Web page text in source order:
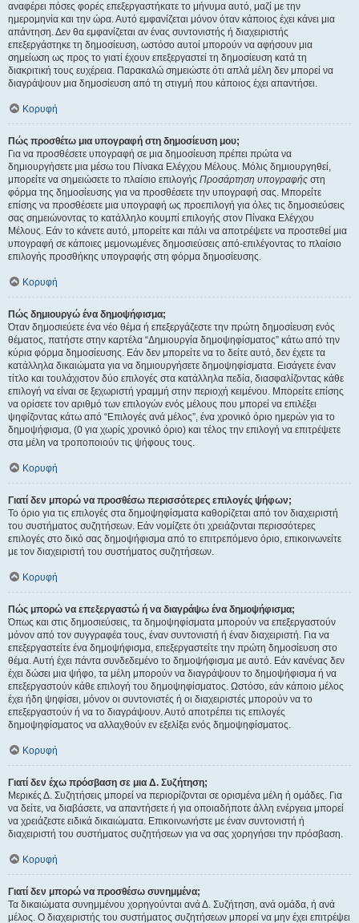
αναφέρει πόσες φορές επεξεργαστήκατε το μήνυμα αυτό, μαζί με την
ημερομηνία και την ώρα. Αυτό εμφανίζεται μόνον όταν κάποιος έχει κάνει μια
απάντηση. Δεν θα εμφανίζεται αν ένας συντονιστής ή διαχειριστής
επεξεργάστηκε τη δημοσίευση, ωστόσο αυτοί μπορούν να αφήσουν μια
σημείωση ως προς το γιατί έχουν επεξεργαστεί τη δημοσίευση κατά τη
διακριτική τους ευχέρεια. Παρακαλώ σημειώστε ότι απλά μέλη δεν μπορεί να
διαγράψουν μια δημοσίευση από τη στιγμή που κάποιος έχει απαντήσει.
Κορυφή
Πώς προσθέτω μια υπογραφή στη δημοσίευση μου;
Για να προσθέσετε υπογραφή σε μια δημοσίευση πρέπει πρώτα να
δημιουργήσετε μια μέσω του Πίνακα Ελέγχου Μέλους. Μόλις δημιουργηθεί,
μπορείτε να σημειώσετε το πλαίσιο επιλογής Προσάρτηση υπογραφής στη
φόρμα της δημοσίευσης για να προσθέσετε την υπογραφή σας. Μπορείτε
επίσης να προσθέσετε μια υπογραφή ως προεπιλογή για όλες τις δημοσιεύσεις
σας σημειώνοντας το κατάλληλο κουμπί επιλογής στον Πίνακα Ελέγχου
Μέλους. Εάν το κάνετε αυτό, μπορείτε και πάλι να αποτρέψετε να προστεθεί μια
υπογραφή σε κάποιες μεμονωμένες δημοσιεύσεις από-επιλέγοντας το πλαίσιο
επιλογής προσθήκης υπογραφής στη φόρμα δημοσίευσης.
Κορυφή
Πώς δημιουργώ ένα δημοψήφισμα;
Όταν δημοσιεύετε ένα νέο θέμα ή επεξεργάζεστε την πρώτη δημοσίευση ενός
θέματος, πατήστε στην καρτέλα “Δημιουργία δημοψηφίσματος” κάτω από την
κύρια φόρμα δημοσίευσης. Εάν δεν μπορείτε να το δείτε αυτό, δεν έχετε τα
κατάλληλα δικαιώματα για να δημιουργήσετε δημοψηφίσματα. Εισάγετε έναν
τίτλο και τουλάχιστον δύο επιλογές στα κατάλληλα πεδία, διασφαλίζοντας κάθε
επιλογή να είναι σε ξεχωριστή γραμμή στην περιοχή κειμένου. Μπορείτε επίσης
να ορίσετε τον αριθμό των επιλογών ενός μέλους που μπορεί να επιλέξει
ψηφίζοντας κάτω από “Επιλογές ανά μέλος”, ένα χρονικό όριο ημερών για το
δημοψήφισμα, (0 για χωρίς χρονικό όριο) και τέλος την επιλογή να επιτρέψετε
στα μέλη να τροποποιούν τις ψήφους τους.
Κορυφή
Γιατί δεν μπορώ να προσθέσω περισσότερες επιλογές ψήφων;
Το όριο για τις επιλογές στα δημοψηφίσματα καθορίζεται από τον διαχειριστή
του συστήματος συζητήσεων. Εάν νομίζετε ότι χρειάζονται περισσότερες
επιλογές στο δικό σας δημοψήφισμα από το επιτρεπόμενο όριο, επικοινωνείτε
με τον διαχειριστή του συστήματος συζητήσεων.
Κορυφή
Πώς μπορώ να επεξεργαστώ ή να διαγράψω ένα δημοψήφισμα;
Όπως και στις δημοσιεύσεις, τα δημοψηφίσματα μπορούν να επεξεργαστούν
μόνον από τον συγγραφέα τους, έναν συντονιστή ή έναν διαχειριστή. Για να
επεξεργαστείτε ένα δημοψήφισμα, επεξεργαστείτε την πρώτη δημοσίευση στο
θέμα. Αυτή έχει πάντα συνδεδεμένο το δημοψήφισμα με αυτό. Εάν κανένας δεν
έχει δώσει μια ψήφο, τα μέλη μπορούν να διαγράψουν το δημοψήφισμα ή να
επεξεργαστούν κάθε επιλογή του δημοψηφίσματος. Ωστόσο, εάν κάποιο μέλος
έχει ήδη ψηφίσει, μόνον οι συντονιστές ή οι διαχειριστές μπορούν να το
επεξεργαστούν ή να το διαγράψουν. Αυτό αποτρέπει τις επιλογές
δημοψηφίσματος να αλλαχθούν εν εξελίξει ενός δημοψηφίσματος.
Κορυφή
Γιατί δεν έχω πρόσβαση σε μια Δ. Συζήτηση;
Μερικές Δ. Συζητήσεις μπορεί να περιορίζονται σε ορισμένα μέλη ή ομάδες. Για
να δείτε, να διαβάσετε, να απαντήσετε ή για οποιαδήποτε άλλη ενέργεια μπορεί
να χρειάζεστε ειδικά δικαιώματα. Επικοινωνήστε με έναν συντονιστή ή
διαχειριστή του συστήματος συζητήσεων για να σας χορηγήσει την πρόσβαση.
Κορυφή
Γιατί δεν μπορώ να προσθέσω συνημμένα;
Τα δικαιώματα συνημμένου χορηγούνται ανά Δ. Συζήτηση, ανά ομάδα, ή ανά
μέλος. Ο διαχειριστής του συστήματος συζητήσεων μπορεί να μην έχει επιτρέψει